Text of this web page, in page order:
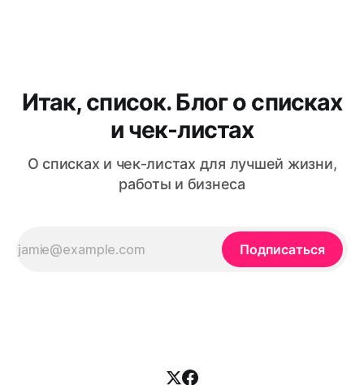
Итак, список. Блог о списках
и чек-листах
О списках и чек-листах для лучшей жизни,
работы и бизнеса
Подписаться